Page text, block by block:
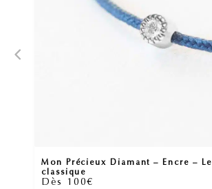
Mon Précieux Diamant – Encre – Le
classique
Dès 100€